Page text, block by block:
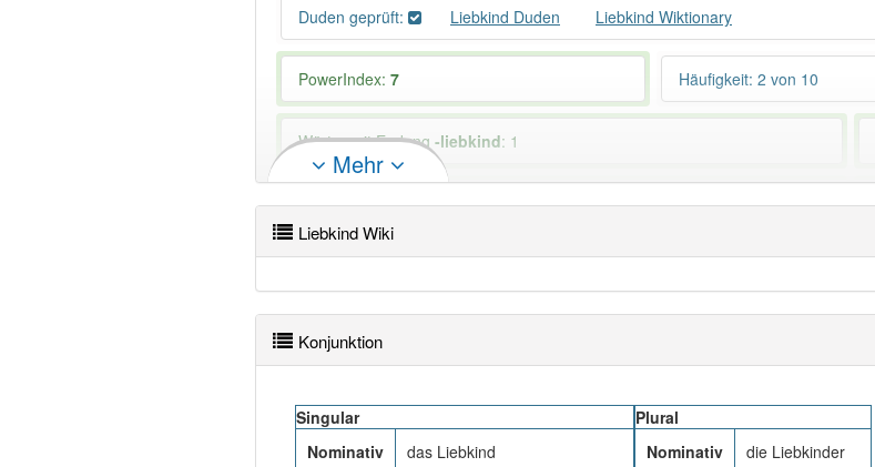
Duden geprüft: Liebkind Duden Liebkind Wiktionary
PowerIndex: 7 Häufigkeit: 2 von 10
Wörter mit Endung -liebkind: 1
Das Wort wird häufig verwendet im Bereich besonders österreichisch
Mehr
Liebkind Wiki
Konjunktion
Singular
Nominativ
das Liebkind
Plural
Nominativ
die Liebkinder